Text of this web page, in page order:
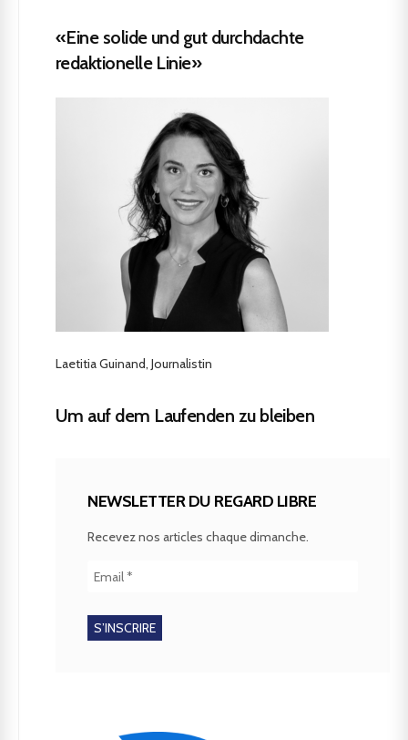
«Eine solide und gut durchdachte
redaktionelle Linie»
Laetitia Guinand, Journalistin
Um auf dem Laufenden zu bleiben
NEWSLETTER DU REGARD LIBRE
Recevez nos articles chaque dimanche.